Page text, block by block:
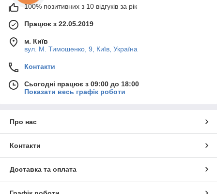
100% позитивних з 10 відгуків за рік
Працює з 22.05.2019
м. Київ
вул. М. Тимошенко, 9, Київ, Україна
Контакти
Сьогодні працює з 09:00 до 18:00
Показати весь графік роботи
Про нас
Контакти
Доставка та оплата